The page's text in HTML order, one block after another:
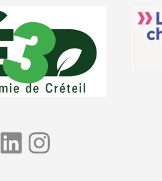
LinkedIn
Instagram